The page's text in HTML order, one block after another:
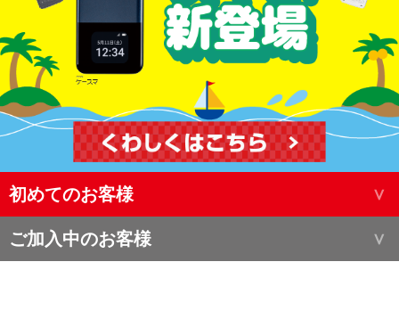
初めてのお客様
ご加入中のお客様